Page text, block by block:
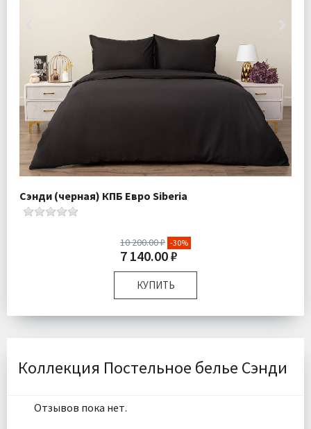
Сэнди (черная) КПБ Евро Siberia
10 200.00 ₽ -30%
7 140.00 ₽
КУПИТЬ
Размер:
Евро
Ткань:
Ранфорс
Доставка:
Бесплатно
Коллекция Постельное белье Сэнди
Отзывов пока нет.